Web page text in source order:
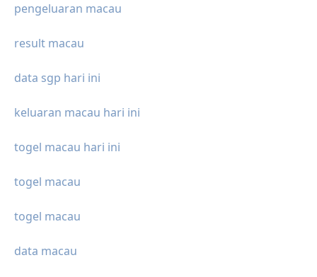
pengeluaran macau
result macau
data sgp hari ini
keluaran macau hari ini
togel macau hari ini
togel macau
togel macau
data macau